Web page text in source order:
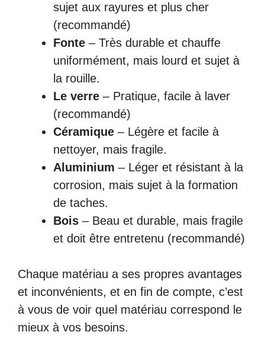
sujet aux rayures et plus cher
(recommandé)
Fonte – Très durable et chauffe
uniformément, mais lourd et sujet à
la rouille.
Le verre – Pratique, facile à laver
(recommandé)
Céramique – Légère et facile à
nettoyer, mais fragile.
Aluminium – Léger et résistant à la
corrosion, mais sujet à la formation
de taches.
Bois – Beau et durable, mais fragile
et doit être entretenu (recommandé)
Chaque matériau a ses propres avantages
et inconvénients, et en fin de compte, c’est
à vous de voir quel matériau correspond le
mieux à vos besoins.